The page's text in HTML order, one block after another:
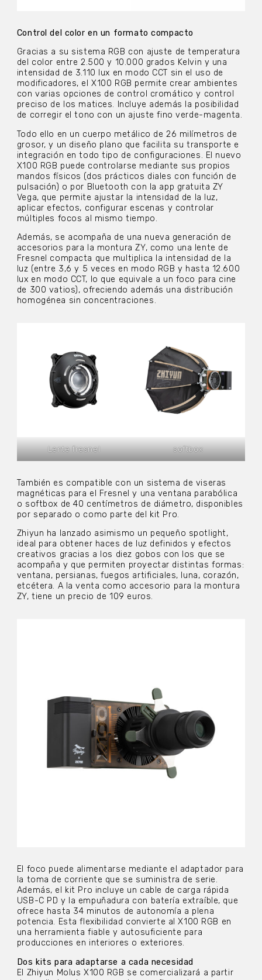
Control del color en un formato compacto
Gracias a su sistema RGB con ajuste de temperatura
del color entre 2.500 y 10.000 grados Kelvin y una
intensidad de 3.110 lux en modo CCT sin el uso de
modificadores, el X100 RGB permite crear ambientes
con varias opciones de control cromático y control
preciso de los matices. Incluye además la posibilidad
de corregir el tono con un ajuste fino verde-magenta.
Todo ello en un cuerpo metálico de 26 milímetros de
grosor, y un diseño plano que facilita su transporte e
integración en todo tipo de configuraciones. El nuevo
X100 RGB puede controlarse mediante sus propios
mandos físicos (dos prácticos diales con función de
pulsación) o por Bluetooth con la app gratuita ZY
Vega, que permite ajustar la intensidad de la luz,
aplicar efectos, configurar escenas y controlar
múltiples focos al mismo tiempo.
Además, se acompaña de una nueva generación de
accesorios para la montura ZY, como una lente de
Fresnel compacta que multiplica la intensidad de la
luz (entre 3,6 y 5 veces en modo RGB y hasta 12.600
lux en modo CCT, lo que equivale a un foco para cine
de 300 vatios), ofreciendo además una distribución
homogénea sin concentraciones.
Lente fresnel softbox
También es compatible con un sistema de viseras
magnéticas para el Fresnel y una ventana parabólica
o softbox de 40 centímetros de diámetro, disponibles
por separado o como parte del kit Pro.
Zhiyun ha lanzado asimismo un pequeño spotlight,
ideal para obtener haces de luz definidos y efectos
creativos gracias a los diez gobos con los que se
acompaña y que permiten proyectar distintas formas:
ventana, persianas, fuegos artificiales, luna, corazón,
etcétera. A la venta como accesorio para la montura
ZY, tiene un precio de 109 euros.
El foco puede alimentarse mediante el adaptador para
la toma de corriente que se suministra de serie.
Además, el kit Pro incluye un cable de carga rápida
USB-C PD y la empuñadura con batería extraíble, que
ofrece hasta 34 minutos de autonomía a plena
potencia. Esta flexibilidad convierte al X100 RGB en
una herramienta fiable y autosuficiente para
producciones en interiores o exteriores.
Dos kits para adaptarse a cada necesidad
El Zhiyun Molus X100 RGB se comercializará a partir